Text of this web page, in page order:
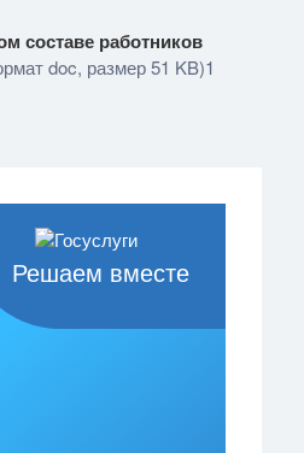
составе работников
doc, размер 51 KB)1
Решаем вместе